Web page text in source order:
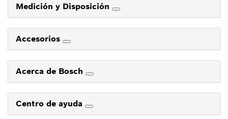
Medición y Disposición
Accesorios
Acerca de Bosch
Centro de ayuda